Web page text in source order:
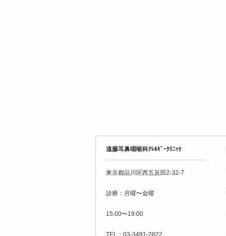
遠藤耳鼻咽喉科ｱﾚﾙｷﾞｰｸﾘﾆｯｸ
東京都品川区西五反田2-32-7
診療：月曜〜金曜
15:00〜19:00
TEL：03-3491-2822